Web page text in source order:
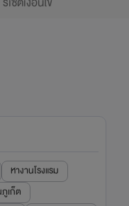
หางานโรงแรม
เก็ต